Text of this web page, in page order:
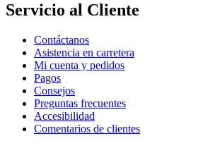
Servicio al Cliente
Contáctanos
Asistencia en carretera
Mi cuenta y pedidos
Pagos
Consejos
Preguntas frecuentes
Accesibilidad
Comentarios de clientes